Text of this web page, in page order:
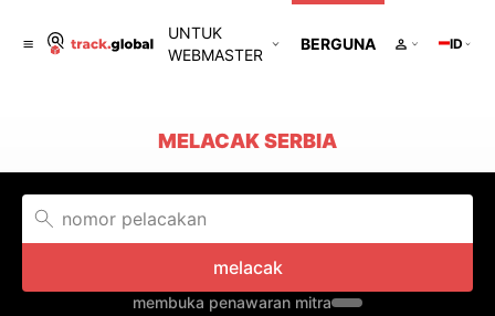
UNTUK
WEBMASTER
BERGUNA ID
MELACAK SERBIA
melacak
membuka penawaran mitra